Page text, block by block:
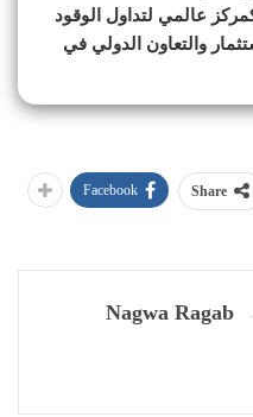
عالمي لتداول الوقود
والتعاون الدولي في
Share
Facebook
Nagwa Ragab